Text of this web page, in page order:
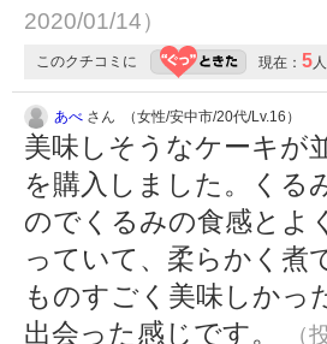
2020/01/14）
このクチコミに 現在： 5人
あべ さん （女性/安中市/20代/Lv.16）
美味しそうなケーキが
を購入しました。くる
のでくるみの食感とよ
っていて、柔らかく煮
ものすごく美味しかっ
出会った感じです。
（